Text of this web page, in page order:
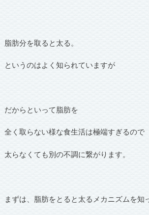
脂肪分を取ると太る。
というのはよく知られていますが
だからといって脂肪を
全く取らない様な食生活は極端すぎるので
太らなくても別の不調に繋がります。
まずは、脂肪をとると太るメカニズムを知